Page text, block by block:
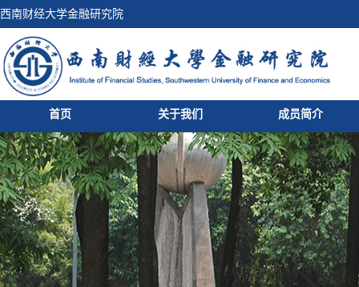
西南财经大学金融研究院
首页 关于我们 成员简介